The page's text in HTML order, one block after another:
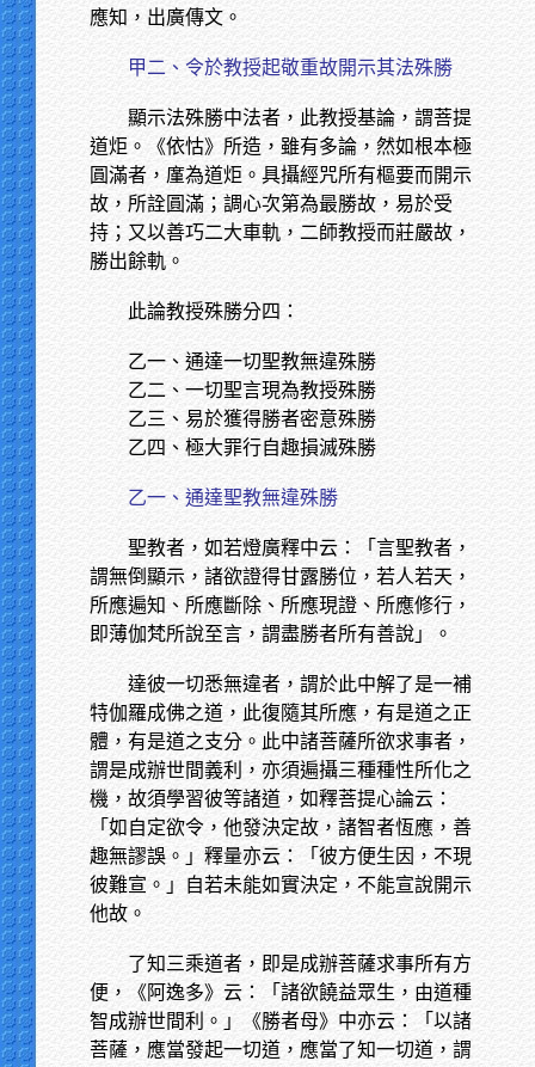
應知，出廣傳文。
甲二、令於教授起敬重故開示其法殊勝
顯示法殊勝中法者，此教授基論，謂菩提
道炬。《依怙》所造，雖有多論，然如根本極
圓滿者，廑為道炬。具攝經咒所有樞要而開示
故，所詮圓滿；調心次第為最勝故，易於受
持；又以善巧二大車軌，二師教授而莊嚴故，
勝出餘軌。
此論教授殊勝分四：
乙一、通達一切聖教無違殊勝
乙二、一切聖言現為教授殊勝
乙三、易於獲得勝者密意殊勝
乙四、極大罪行自趣損滅殊勝
乙一、通達聖教無違殊勝
聖教者，如若燈廣釋中云：「言聖教者，
謂無倒顯示，諸欲證得甘露勝位，若人若天，
所應遍知、所應斷除、所應現證、所應修行，
即薄伽梵所說至言，謂盡勝者所有善說」。
達彼一切悉無違者，謂於此中解了是一補
特伽羅成佛之道，此復隨其所應，有是道之正
體，有是道之支分。此中諸菩薩所欲求事者，
謂是成辦世間義利，亦須遍攝三種種性所化之
機，故須學習彼等諸道，如釋菩提心論云：
「如自定欲令，他發決定故，諸智者恆應，善
趣無謬誤。」釋量亦云：「彼方便生因，不現
彼難宣。」自若未能如實決定，不能宣說開示
他故。
了知三乘道者，即是成辦菩薩求事所有方
便，《阿逸多》云：「諸欲饒益眾生，由道種
智成辦世間利。」《勝者母》中亦云：「以諸
菩薩，應當發起一切道，應當了知一切道，謂